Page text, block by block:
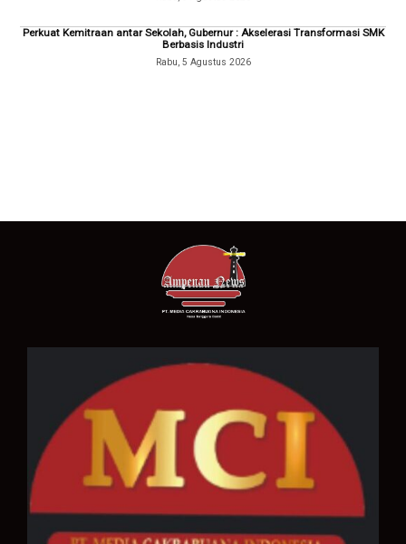
Perkuat Kemitraan antar Sekolah, Gubernur : Akselerasi Transformasi SMK
Berbasis Industri
Rabu, 5 Agustus 2026